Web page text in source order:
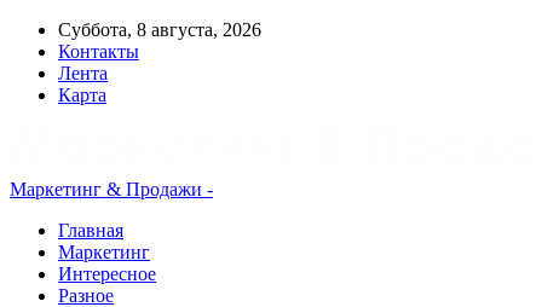
Суббота, 8 августа, 2026
Контакты
Лента
Карта
Маркетинг & Продажи -
Главная
Маркетинг
Интересное
Разное